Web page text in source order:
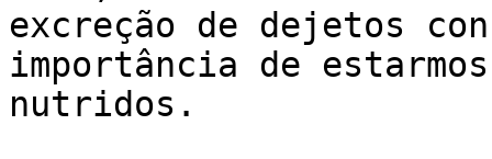
excreção de dejetos
importância de
nutridos.